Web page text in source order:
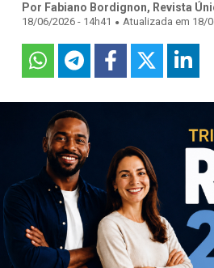
Por Fabiano Bordignon, Revista
18/06/2026 - 14h41 . Atualizada em 18/